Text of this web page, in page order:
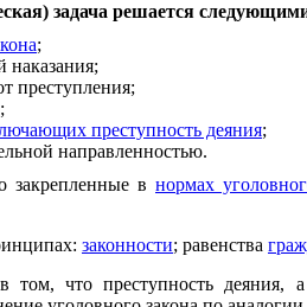
задача решается
;
наказания;
преступления;
преступность деяния;
направленностью.
закрепленные в нормах
законности; равенства
том, что преступность деяния,